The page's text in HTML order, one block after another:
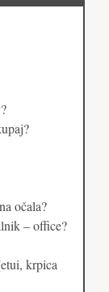
očala?
– office?
krpica